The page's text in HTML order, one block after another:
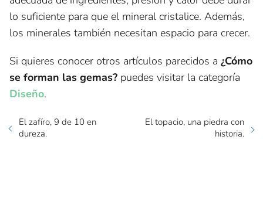
lo suficiente para que el mineral cristalice. Además,
los minerales también necesitan espacio para crecer.
Si quieres conocer otros artículos parecidos a ¿Cómo
se forman las gemas? puedes visitar la categoría
Diseño.
El zafíro, 9 de 10 en
dureza.
El topacio, una piedra con
historia.